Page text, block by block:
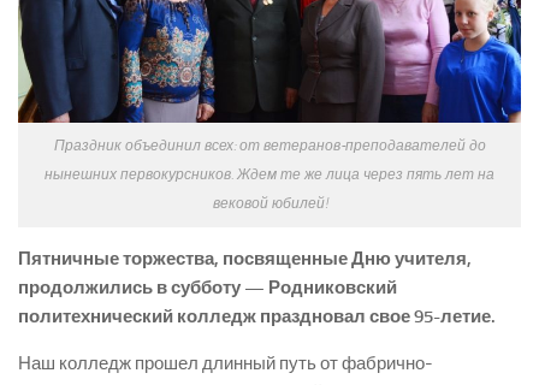
Праздник объединил всех: от ветеранов-преподавателей до
нынешних первокурсников. Ждем те же лица через пять лет на
вековой юбилей!
Пятничные торжества, посвященные Дню учителя,
продолжились в субботу — Родниковский
политехнический колледж праздновал свое 95-летие.
Наш колледж прошел длинный путь от фабрично-